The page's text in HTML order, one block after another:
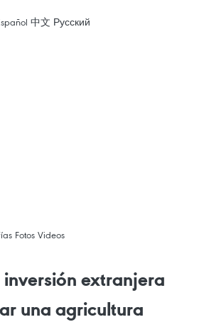
中文 Русский
Fotos Videos
extranjera
una agricultura